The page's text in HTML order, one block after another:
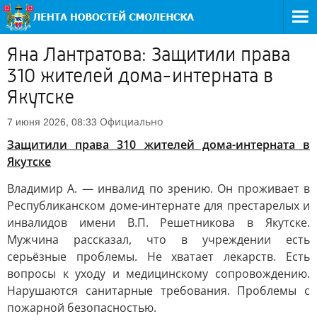
Яна Лантратова: Защитили права
310 жителей дома-интерната в
Якутске
7 июня 2026, 08:33 Официально
Защитили права 310 жителей дома-интерната в
Якутске
Владимир А. — инвалид по зрению. Он проживает в
Республиканском доме-интернате для престарелых и
инвалидов имени В.П. Решетникова в Якутске.
Мужчина рассказал, что в учреждении есть
серьёзные проблемы. Не хватает лекарств. Есть
вопросы к уходу и медицинскому сопровождению.
Нарушаются санитарные требования. Проблемы с
пожарной безопасностью.